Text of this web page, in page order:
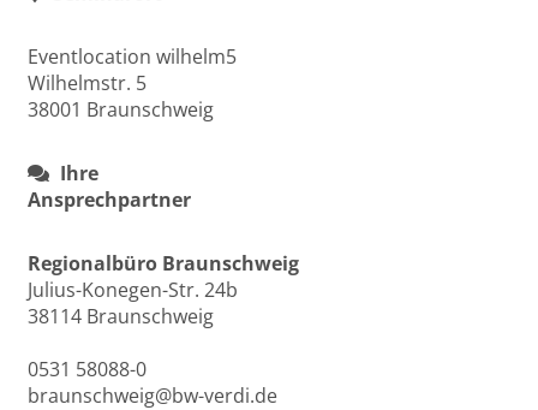
Eventlocation wilhelm5
Wilhelmstr. 5
38001 Braunschweig
Ihre
Ansprechpartner
Regionalbüro Braunschweig
Julius-Konegen-Str. 24b
38114 Braunschweig
0531 58088-0
braunschweig@bw-verdi.de